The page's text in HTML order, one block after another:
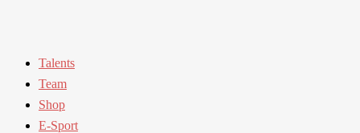
Talents
Team
Shop
E-Sport